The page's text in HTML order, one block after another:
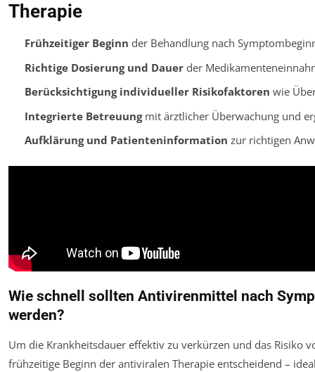
Therapie
Frühzeitiger Beginn der Behandlung nach
Richtige Dosierung und Dauerder
Berücksichtigung individueller Risikofaktoren wie
Integrierte Betreuungmit ärztlicher Überwachung und
Aufklärung und Patienteninformation zur richtigen
Wie schnell sollten Antivirenmittel nach
werden?
Um die Krankheitsdauer effektiv zu verkürzen und das Risiko
frühzeitige Beginn der antiviralen Therapie entscheidend –